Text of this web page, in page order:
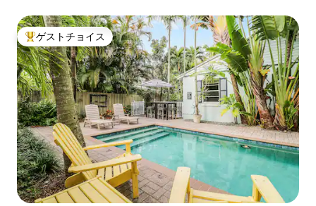
大好評のゲストチョイスです。
ゲストチョイス